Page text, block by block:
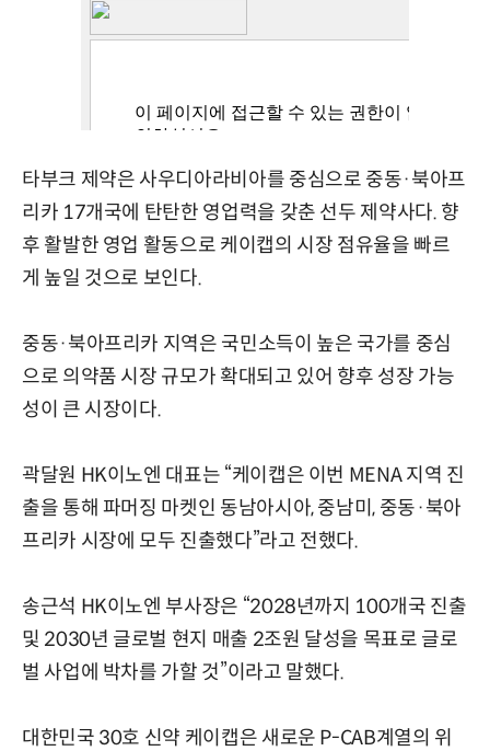
타부크 제약은 사우디아라비아를 중심으로 중동·북아프
리카 17개국에 탄탄한 영업력을 갖춘 선두 제약사다. 향
후 활발한 영업 활동으로 케이캡의 시장 점유율을 빠르
게 높일 것으로 보인다.
중동·북아프리카 지역은 국민소득이 높은 국가를 중심
으로 의약품 시장 규모가 확대되고 있어 향후 성장 가능
성이 큰 시장이다.
곽달원 HK이노엔 대표는 “케이캡은 이번 MENA 지역 진
출을 통해 파머징 마켓인 동남아시아, 중남미, 중동·북아
프리카 시장에 모두 진출했다”라고 전했다.
송근석 HK이노엔 부사장은 “2028년까지 100개국 진출
및 2030년 글로벌 현지 매출 2조원 달성을 목표로 글로
벌 사업에 박차를 가할 것”이라고 말했다.
대한민국 30호 신약 케이캡은 새로운 P-CAB계열의 위